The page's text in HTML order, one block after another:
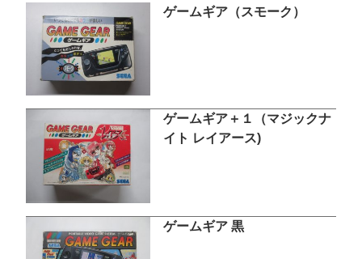
ゲームギア（スモーク）
ゲームギア＋１（マジックナ
イト レイアース)
ゲームギア 黒